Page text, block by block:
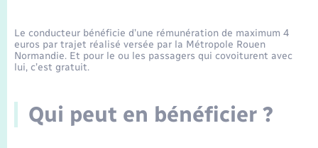
Etat-civil - Papiers - Citoyenneté
Mariage – PACS
Parrainage civil
Recensement
Loisirs
Transports scolaires
public
Compétences
Plan interactif
Présentation de la commune
Le conducteur bénéficie d’une rémunération de maximum 4
euros par trajet réalisé versée par la Métropole Rouen
Normandie. Et pour le ou les passagers qui covoiturent avec
lui, c’est gratuit.
Qui peut en bénéficier ?